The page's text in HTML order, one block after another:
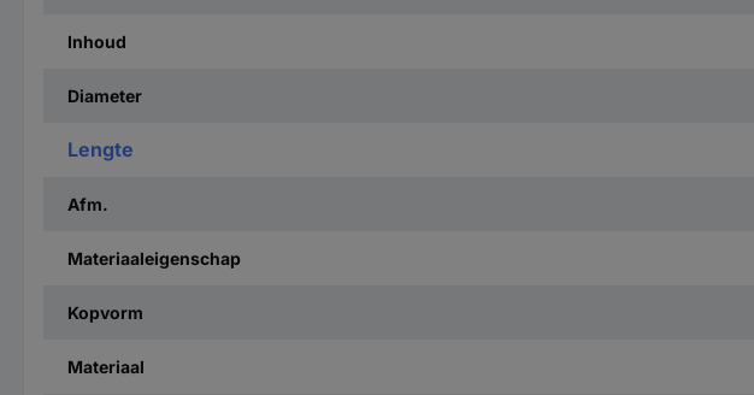
Inhoud
Diameter
Lengte
Afm.
Materiaaleigenschap
Kopvorm
Materiaal